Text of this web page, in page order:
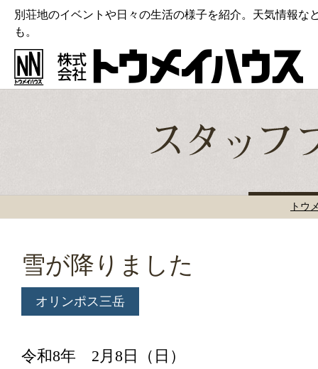
別荘地のイベントや日々の生活の様子を紹介。天気情報な
も。
トウ
雪が降りました
オリンポス三岳
令和8年 2月8日（日）